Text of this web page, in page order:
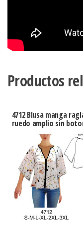
Productos
4712 Blusa manga
ruedo amplio sin